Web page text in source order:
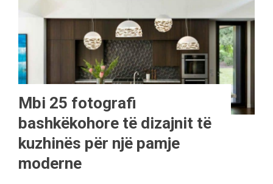
Mbi 25 fotografi
bashkëkohore të dizajnit të
kuzhinës për një pamje
moderne